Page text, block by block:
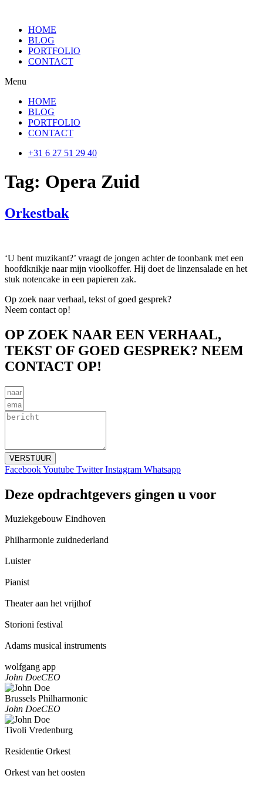
HOME
BLOG
PORTFOLIO
CONTACT
Menu
HOME
BLOG
PORTFOLIO
CONTACT
+31 6 27 51 29 40
Tag: Opera Zuid
Orkestbak
‘U bent muzikant?’ vraagt de jongen achter de toonbank met een
hoofdknikje naar mijn vioolkoffer. Hij doet de linzensalade en het
stuk notencake in een papieren zak.
Op zoek naar verhaal, tekst of goed gesprek?
Neem contact op!
OP ZOEK NAAR EEN VERHAAL,
TEKST OF GOED GESPREK? NEEM
CONTACT OP!
VERSTUUR
FacebookYoutube Twitter Instagram Whatsapp
Deze opdrachtgevers gingen u voor
Muziekgebouw Eindhoven
Philharmonie zuidnederland
Luister
Pianist
Theater aan het vrijthof
Storioni festival
Adams musical instruments
wolfgang app
John DoeCEO
Brussels Philharmonic
John DoeCEO
Tivoli Vredenburg
Residentie Orkest
Orkest van het oosten